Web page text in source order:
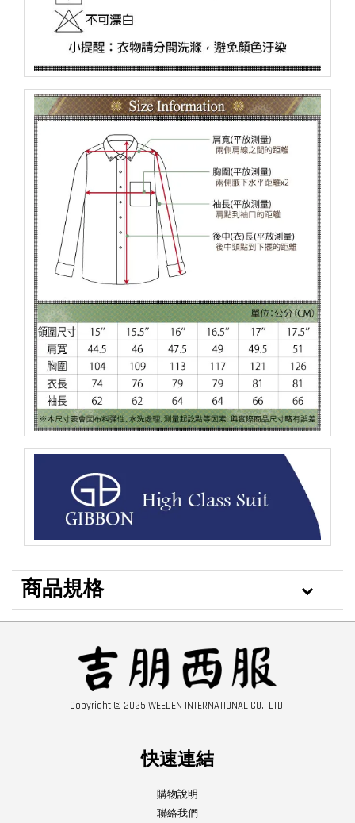
商品規格
Copyright © 2025 WEEDEN INTERNATIONAL CO., LTD.
快速連結
購物說明
聯絡我們